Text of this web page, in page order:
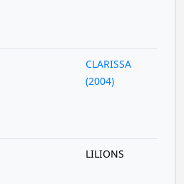
CLARISSA
(2004)
LILIONS